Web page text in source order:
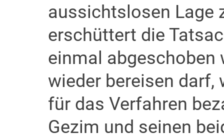
aussichtslosen Lage
erschüttert die
einmal abgeschoben
wieder bereisen darf,
für das Verfahren
Gezim und seinen